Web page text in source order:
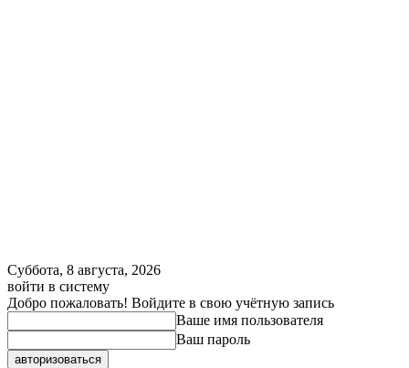
Суббота, 8 августа, 2026
войти в систему
Добро пожаловать! Войдите в свою учётную запись
Ваше имя пользователя
Ваш пароль